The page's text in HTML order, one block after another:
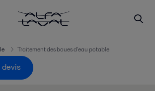
Traitement des boues d'eau potable
devis